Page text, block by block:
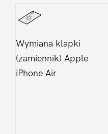
Wymiana klapki
(zamiennik) Apple
iPhone Air